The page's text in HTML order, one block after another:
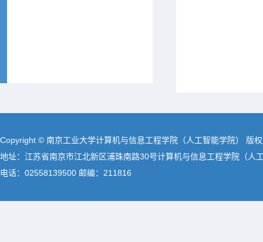
Copyright © 南京工业大学计算机与信息工程学院（人工智能学院） 版
地址：江苏省南京市江北新区浦珠南路30号计算机与信息工程学院（人
电话：02558139500 邮编：211816